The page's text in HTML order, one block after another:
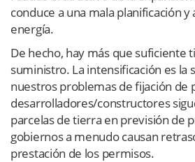
conduce a una mala planificación
energía.
De hecho, hay más que suficiente
suministro. La intensificación es la
nuestros problemas de fijación de
desarrolladores/constructores
parcelas de tierra en previsión de
gobiernos a menudo causan
prestación de los permisos.